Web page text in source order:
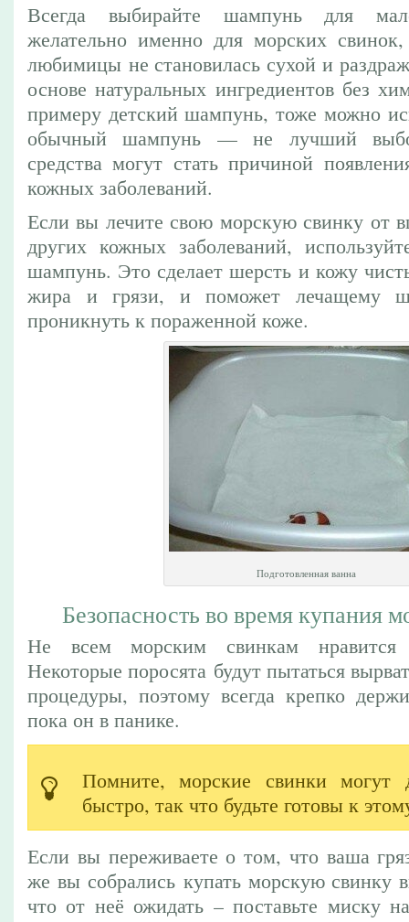
Всегда выбирайте шампунь для
желательно именно для морских
любимицы не становилась сухой и
основе натуральных ингредиентов без
примеру детский шампунь, тоже можно
обычный шампунь — не лучший
средства могут стать причиной
кожных заболеваний.
Если вы лечите свою морскую свинку от
других кожных заболеваний,
шампунь. Это сделает шерсть и кожу
жира и грязи, и поможет лечащему
проникнуть к пораженной коже.
Подготовленная ванна
Безопасность во время купания
Не всем морским свинкам нравится
Некоторые поросята будут пытаться
процедуры, поэтому всегда крепко
пока он в панике.
Помните, морские свинки могут
быстро, так что будьте готовы к
Если вы переживаете о том, что ваша
же вы собрались купать морскую свинку
что от неё ожидать – поставьте миску